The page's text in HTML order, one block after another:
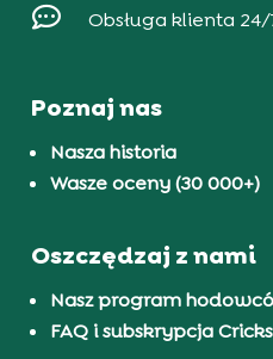
 Obsługa klienta 24/
Poznaj nas
Nasza historia
Wasze oceny (30 000+)
Oszczędzaj z nami
Nasz program
FAQ i subskrypcja